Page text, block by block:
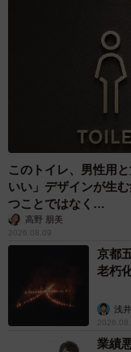
このトイレ、男性用
いい」デザインが生
つことではなく…
高野 朋美
2026.08.09
京都
老朽
浅
業績